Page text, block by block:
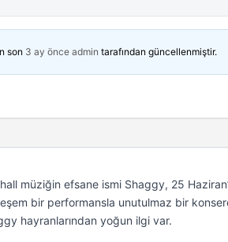
son 3 ay önce admin tarafından güncellenmiştir.
müziğin efsane ismi Shaggy, 25
bir performansla unutulmaz bir
hayranlarından yoğun ilgi var.